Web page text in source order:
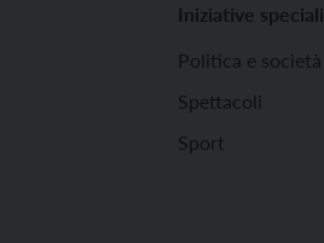
Iniziative speciali
Politica e società
Spettacoli
Sport